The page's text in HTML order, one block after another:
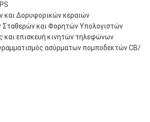
και Δορυφορικών κεραιών
Σταθερών και Φορητών Υπολογιστών
και επισκευή κινητών τηλεφώνων
ασύρματων πομποδεκτών CB/